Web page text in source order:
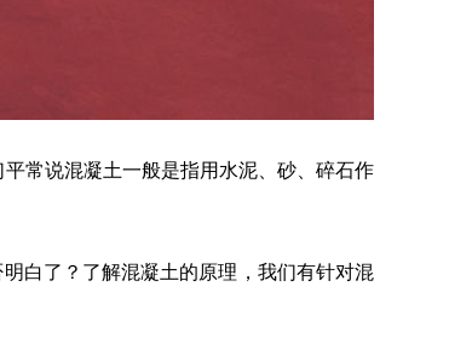
常说混凝土一般是指用水泥、砂、碎石作
白了？了解混凝土的原理，我们有针对混